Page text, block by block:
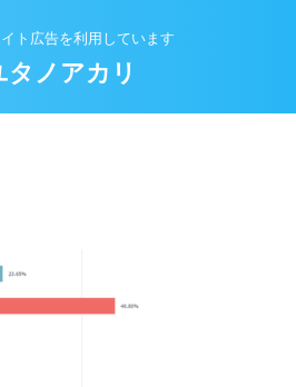
ト広告を利用しています
タノアカリ